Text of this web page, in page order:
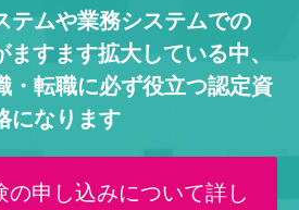
テムや業務システムでの
すます拡大している中、
・転職に必ず役立つ認定資
になります
の申し込みについて詳し